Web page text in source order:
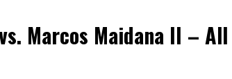
Marcos Maidana II – All